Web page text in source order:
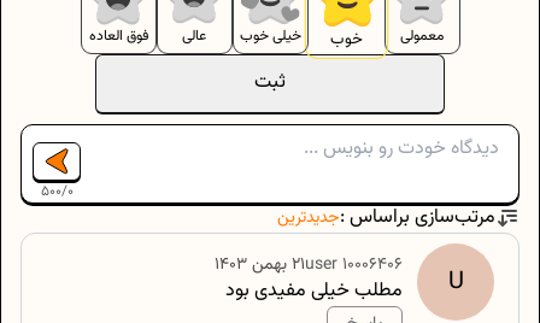
ثبت
معمولی خوب خیلی خوب عالی فوق العاده
500/0
مرتب‌سازی براساس :جدیدترین
U
user10006406 ۲۱ بهمن ۱۴۰۳
مطلب خیلی مفیدی بود